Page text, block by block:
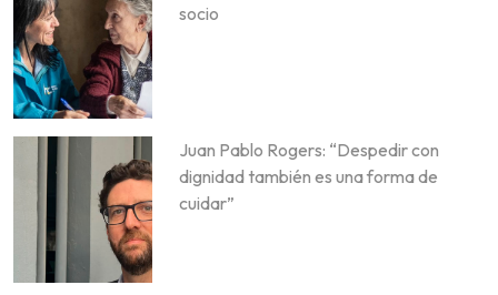
socio
Juan Pablo Rogers: “Despedir con
dignidad también es una forma de
cuidar”